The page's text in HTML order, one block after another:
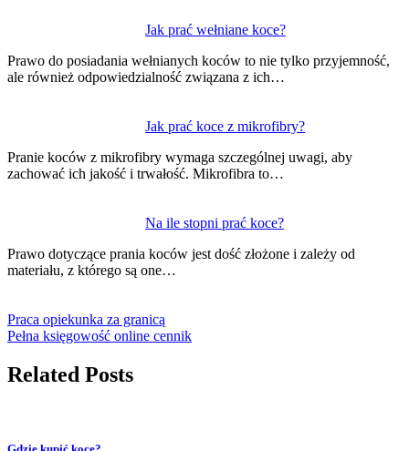
Jak prać wełniane koce?
Prawo do posiadania wełnianych koców to nie tylko przyjemność,
ale również odpowiedzialność związana z ich…
Jak prać koce z mikrofibry?
Pranie koców z mikrofibry wymaga szczególnej uwagi, aby
zachować ich jakość i trwałość. Mikrofibra to…
Na ile stopni prać koce?
Prawo dotyczące prania koców jest dość złożone i zależy od
materiału, z którego są one…
Praca opiekunka za granicą
Pełna księgowość online cennik
Related Posts